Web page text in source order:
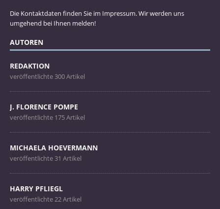
Die Kontaktdaten finden Sie im Impressum. Wir werden uns
umgehend bei Ihnen melden!
AUTOREN
REDAKTION
veröffentlichte 300 Artikel
J. FLORENCE POMPE
veröffentlichte 175 Artikel
MICHAELA HOEVERMANN
veröffentlichte 31 Artikel
HARRY PFLIEGL
veröffentlichte 22 Artikel